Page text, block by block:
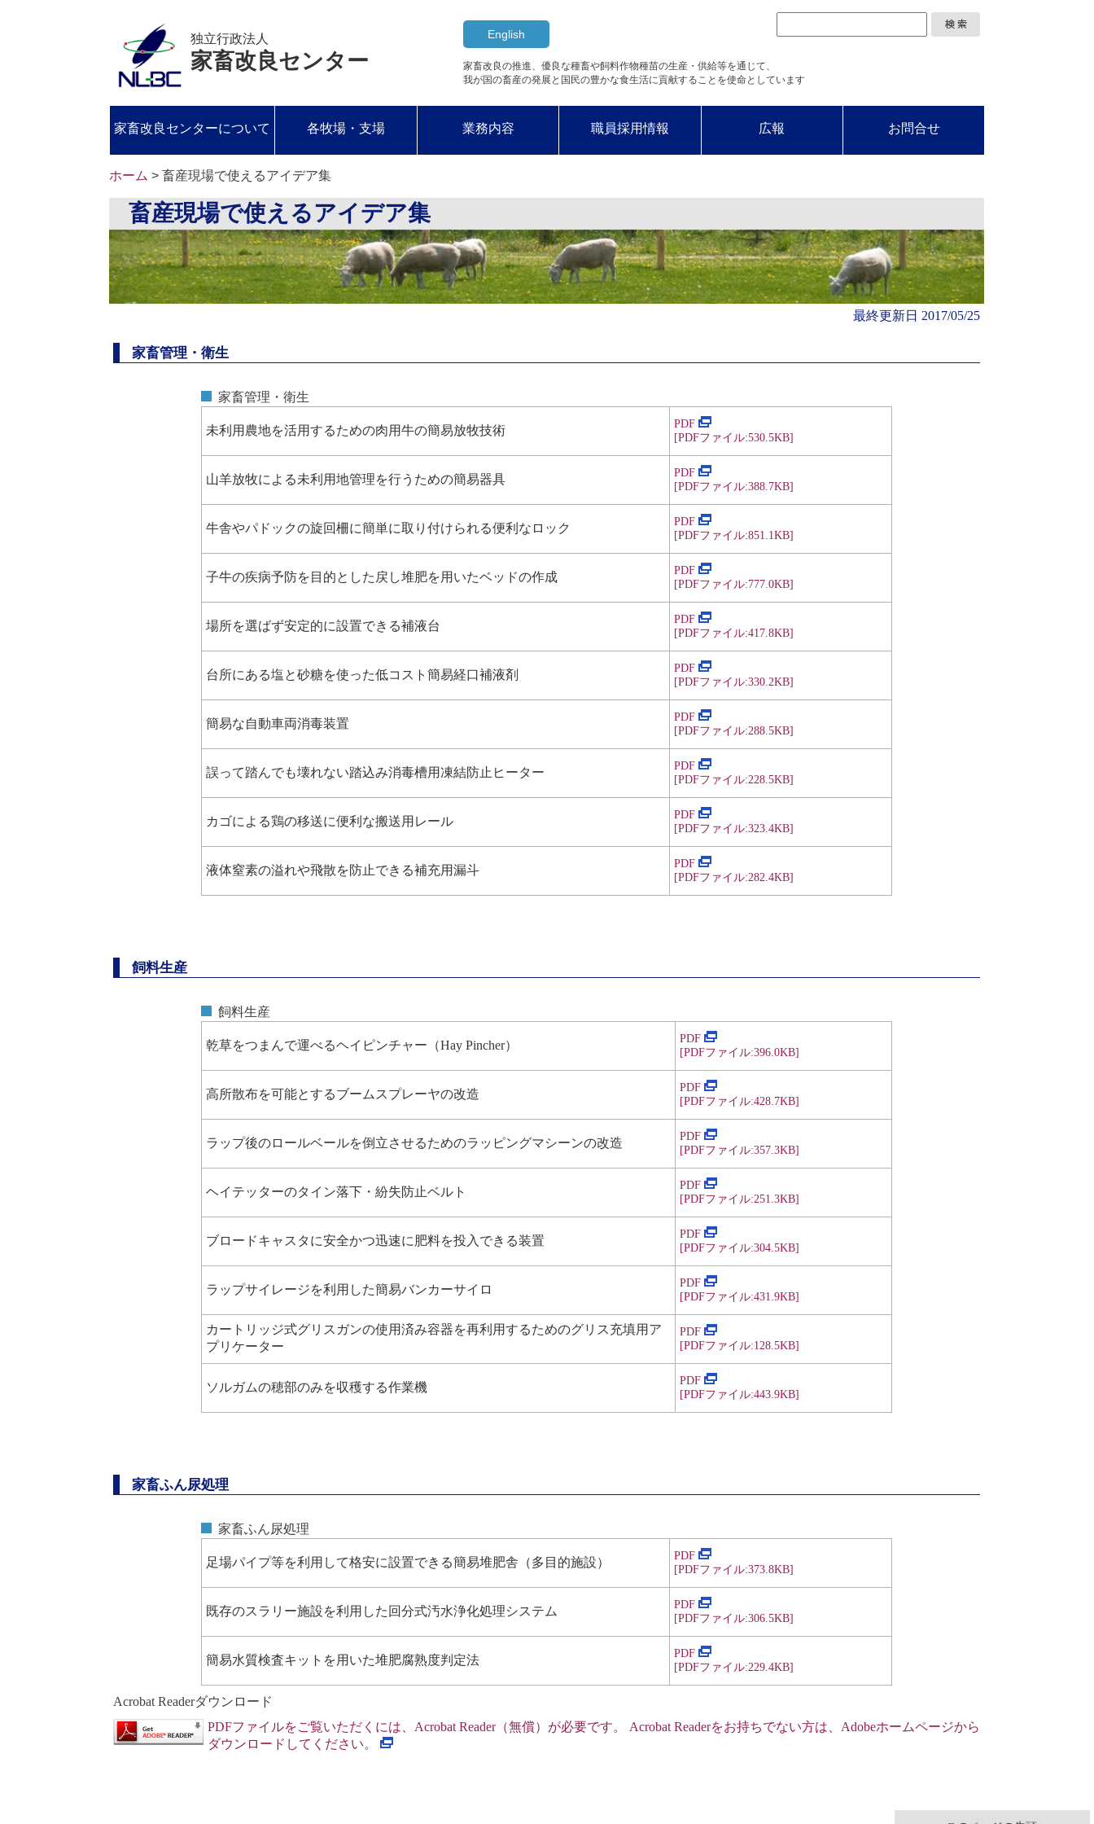
独立行政法人
家畜改良センター
English
家畜改良の推進、優良な種畜や飼料作物種苗の生産・供給等を通じて、
我が国の畜産の発展と国民の豊かな食生活に貢献することを使命としています
家畜改良センターについて 各牧場・支場 業務内容 職員採用情報 広報 お問合せ
ホーム > 畜産現場で使えるアイデア集
畜産現場で使えるアイデア集
最終更新日 2017/05/25
家畜管理・衛生
家畜管理・衛生
未利用農地を活用するための肉用牛の簡易放牧技術
PDF
[PDFファイル:530.5KB]
山羊放牧による未利用地管理を行うための簡易器具
PDF
[PDFファイル:388.7KB]
牛舎やパドックの旋回柵に簡単に取り付けられる便利なロック
PDF
[PDFファイル:851.1KB]
子牛の疾病予防を目的とした戻し堆肥を用いたベッドの作成
PDF
[PDFファイル:777.0KB]
場所を選ばず安定的に設置できる補液台
PDF
[PDFファイル:417.8KB]
台所にある塩と砂糖を使った低コスト簡易経口補液剤
PDF
[PDFファイル:330.2KB]
簡易な自動車両消毒装置
PDF
[PDFファイル:288.5KB]
誤って踏んでも壊れない踏込み消毒槽用凍結防止ヒーター
PDF
[PDFファイル:228.5KB]
カゴによる鶏の移送に便利な搬送用レール
PDF
[PDFファイル:323.4KB]
液体窒素の溢れや飛散を防止できる補充用漏斗
PDF
[PDFファイル:282.4KB]
飼料生産
飼料生産
乾草をつまんで運べるヘイピンチャー（Hay Pincher）
PDF
[PDFファイル:396.0KB]
高所散布を可能とするブームスプレーヤの改造
PDF
[PDFファイル:428.7KB]
ラップ後のロールベールを倒立させるためのラッピングマシーンの改造
PDF
[PDFファイル:357.3KB]
ヘイテッターのタイン落下・紛失防止ベルト
PDF
[PDFファイル:251.3KB]
ブロードキャスタに安全かつ迅速に肥料を投入できる装置
PDF
[PDFファイル:304.5KB]
ラップサイレージを利用した簡易バンカーサイロ
PDF
[PDFファイル:431.9KB]
カートリッジ式グリスガンの使用済み容器を再利用するためのグリス充填用ア
プリケーター
PDF
[PDFファイル:128.5KB]
ソルガムの穂部のみを収穫する作業機
PDF
[PDFファイル:443.9KB]
家畜ふん尿処理
家畜ふん尿処理
足場パイプ等を利用して格安に設置できる簡易堆肥舎（多目的施設）
PDF
[PDFファイル:373.8KB]
既存のスラリー施設を利用した回分式汚水浄化処理システム
PDF
[PDFファイル:306.5KB]
簡易水質検査キットを用いた堆肥腐熟度判定法
PDF
[PDFファイル:229.4KB]
Acrobat Readerダウンロード
PDFファイルをご覧いただくには、Acrobat Reader （無償）が必要です。 Acrobat Readerをお持ちでない方は、Adobeホームページから
ダウンロードしてください。